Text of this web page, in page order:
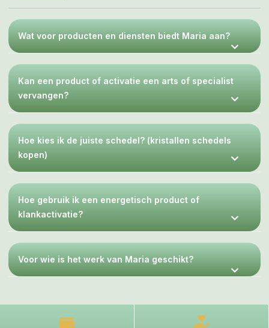
Wat voor producten en diensten biedt Maria aan?
Kan een product of activatie een arts of specialist
vervangen?
Hoe kies ik de juiste schedel? (kristallen schedels
kopen)
Hoe gebruik ik een energetisch product of
klankactivatie?
Voor wie is het werk van Maria geschikt?